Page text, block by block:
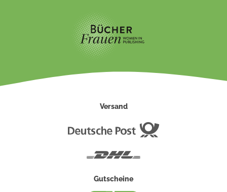
Versand
Gutscheine